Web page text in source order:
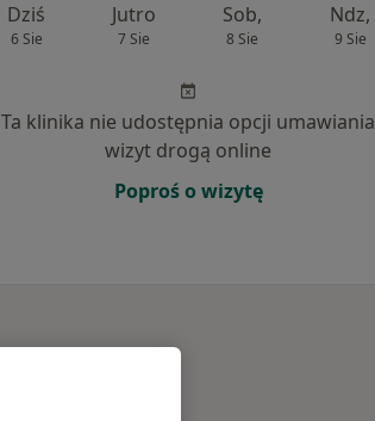
Dziś
6 Sie
Jutro
7 Sie
Sob,
8 Sie
Ndz,
9 Sie
Ta klinika nie udostępnia opcji umawiania
wizyt drogą online
Poproś o wizytę